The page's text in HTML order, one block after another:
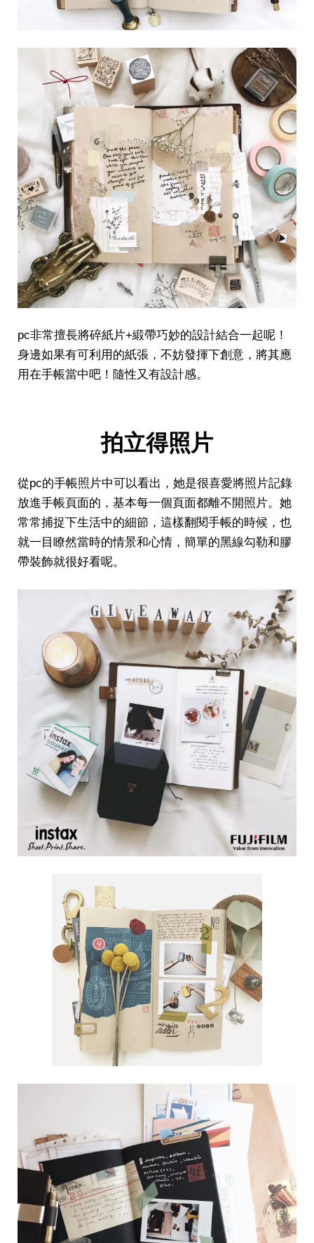
pc非常擅長將碎紙片+緞帶巧妙的設計結合一起呢！
身邊如果有可利用的紙張，不妨發揮下創意，將其應
用在手帳當中吧！隨性又有設計感。
拍立得照片
從pc的手帳照片中可以看出，她是很喜愛將照片記錄
放進手帳頁面的，基本每一個頁面都離不開照片。她
常常捕捉下生活中的細節，這樣翻閱手帳的時候，也
就一目瞭然當時的情景和心情，簡單的黑線勾勒和膠
帶裝飾就很好看呢。